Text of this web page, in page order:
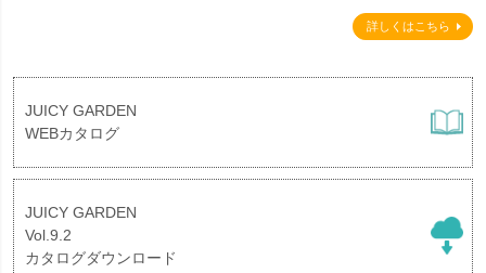
詳しくはこちら
JUICY GARDEN
WEBカタログ
JUICY GARDEN
Vol.9.2
カタログダウンロード